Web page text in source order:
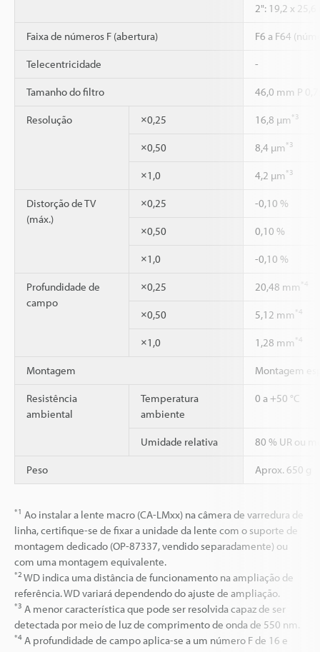
2": 19,2 x
Faixa de números F (abertura) F6 a F64
Telecentricidade -
Tamanho do filtro 46,0 mm P
Resolução ×0,25 16,8 µm *3
×0,50 8,4 µm*3
×1,0 4,2 µm*3
Distorção de TV
(máx.)
×0,25 -0,10 %
×0,50 0,10 %
×1,0 -0,10 %
Profundidade de
campo
×0,25 20,48 mm *4
×0,50 5,12 mm *4
×1,0 1,28 mm *4
Montagem Montagem
Resistência
ambiental
Temperatura
ambiente
0 a +50 °C
Umidade relativa 80 % UR ou
Peso Aprox. 650 g
*1 Ao instalar a lente macro (CA-LMxx) na câmera de varredura de
linha, certifique-se de fixar a unidade da lente com o suporte de
montagem dedicado (OP-87337, vendido separadamente) ou
com uma montagem equivalente.
*2 WD indica uma distância de funcionamento na ampliação de
referência. WD variará dependendo do ajuste de ampliação.
*3 A menor característica que pode ser resolvida capaz de ser
detectada por meio de luz de comprimento de onda de 550 nm.
*4 A profundidade de campo aplica-se a um número F de 16 e